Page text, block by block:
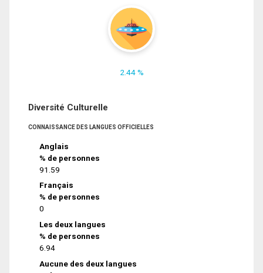
2.44 %
Diversité Culturelle
CONNAISSANCE DES LANGUES OFFICIELLES
Anglais
% de personnes
91.59
Français
% de personnes
0
Les deux langues
% de personnes
6.94
Aucune des deux langues